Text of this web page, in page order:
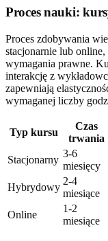
Proces nauki:
Proces zdobywania
stacjonarnie lub
wymagania prawne.
interakcję z
zapewniają
wymaganej liczby
Typ kursu
Czas
trwania
Stacjonarny
3-6
miesięcy
Hybrydowy
2-4
miesiące
Online
1-2
miesiące